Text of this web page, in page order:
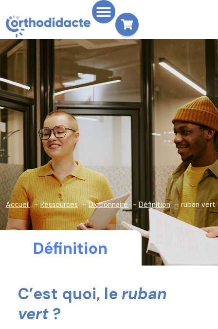
Accueil Ressources Dictionnaire Définition ruban vert
Définition
C’est quoi, le ruban
vert ?